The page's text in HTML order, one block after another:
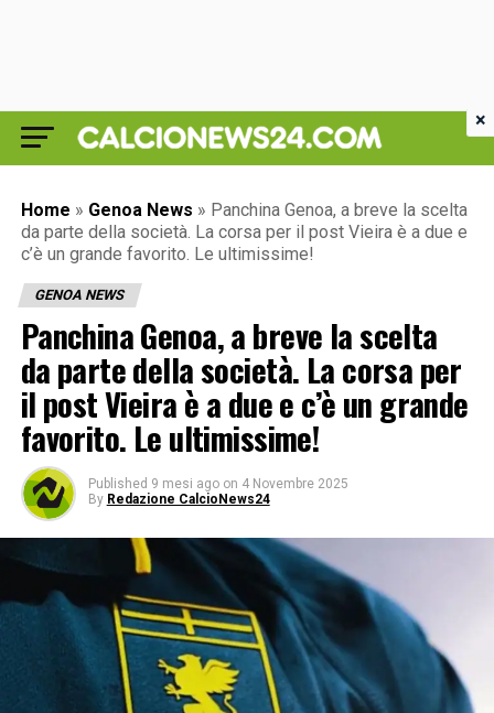
Home » Genoa News » Panchina Genoa, a breve la scelta
da parte della società. La corsa per il post Vieira è a due e
c’è un grande favorito. Le ultimissime!
GENOA NEWS
Panchina Genoa, a breve la scelta
da parte della società. La corsa per
il post Vieira è a due e c’è un grande
favorito. Le ultimissime!
Published 9 mesi ago on 4 Novembre 2025
By Redazione CalcioNews24
×